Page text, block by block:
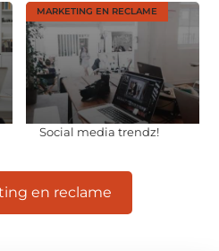
MARKETING EN RECLAME
Social media trendz!
en reclame